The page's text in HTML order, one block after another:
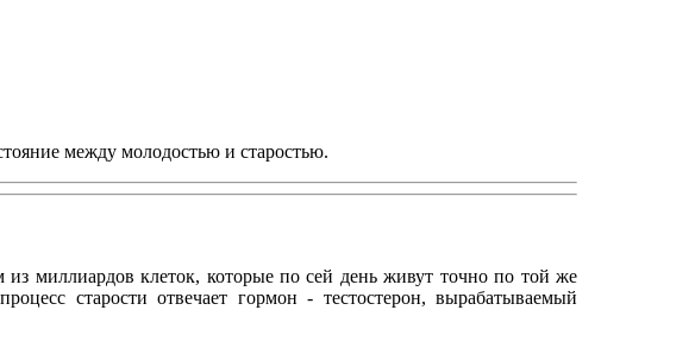
между молодостью и старостью.
миллиардов клеток, которые по сей день живут точно по той же
старости отвечает гормон - тестостерон, вырабатываемый